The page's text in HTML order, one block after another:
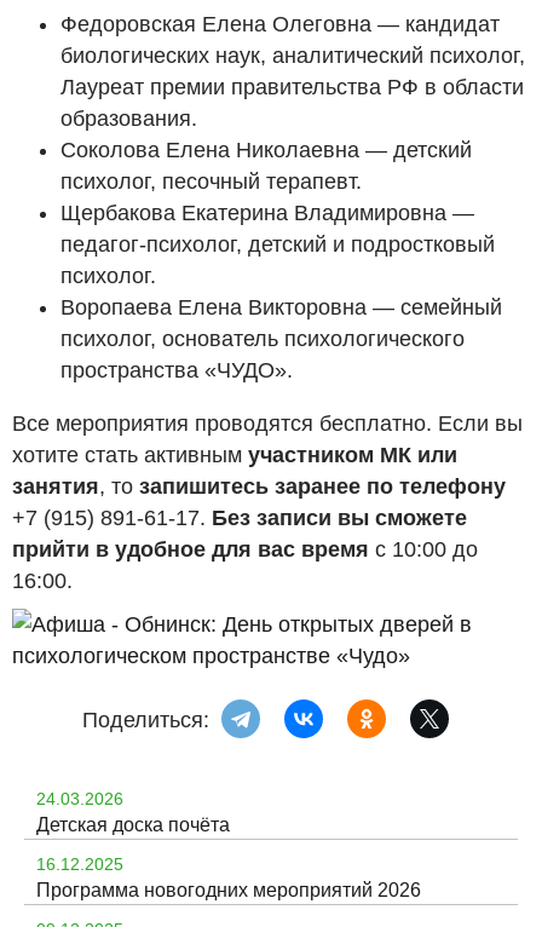
Федоровская Елена Олеговна — кандидат
биологических наук, аналитический психолог,
Лауреат премии правительства РФ в области
образования.
Соколова Елена Николаевна — детский
психолог, песочный терапевт.
Щербакова Екатерина Владимировна —
педагог-психолог, детский и подростковый
психолог.
Воропаева Елена Викторовна — семейный
психолог, основатель психологического
пространства «ЧУДО».
Все мероприятия проводятся бесплатно. Если вы
хотите стать активным участником МК или
занятия, то запишитесь заранее по телефону
+7 (915) 891-61-17. Без записи вы сможете
прийти в удобное для вас время с 10:00 до
16:00.
Поделиться:
24.03.2026
Детская доска почёта
16.12.2025
Программа новогодних мероприятий 2026